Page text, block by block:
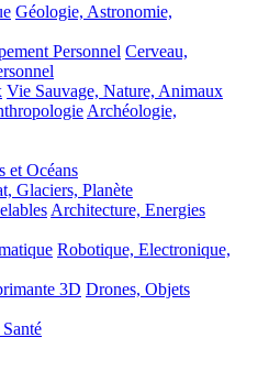
Géologie, Astronomie,
Personnel Cerveau,
Vie Sauvage, Nature, Animaux
Archéologie,
et Océans
Glaciers, Planète
Architecture, Energies
Robotique, Electronique,
3D Drones, Objets